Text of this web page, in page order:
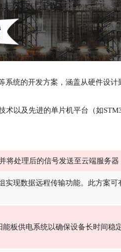
统的开发方案，涵盖从硬件设
以及先进的单片机平台（如
处理后的信号发送至云端服务器
现数据远程传输功能。此方案
板供电系统以确保设备长时间稳